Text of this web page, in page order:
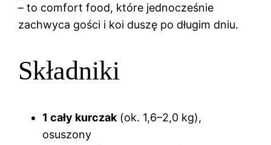
– to comfort food, które jednocześnie
zachwyca gości i koi duszę po długim dniu.
Składniki
1 cały kurczak (ok. 1,6–2,0 kg),
osuszony